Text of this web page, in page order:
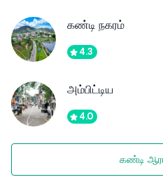
கண்டி நகரம்
4.3
அம்பிட்டிய
4.0
கண்டி